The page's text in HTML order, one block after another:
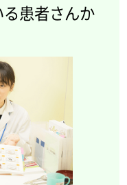
患者さんか